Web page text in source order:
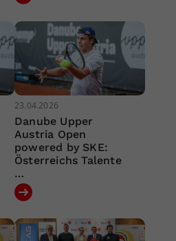
23.04.2026
Danube Upper
Austria Open
powered by SKE:
Österreichs Talente
…